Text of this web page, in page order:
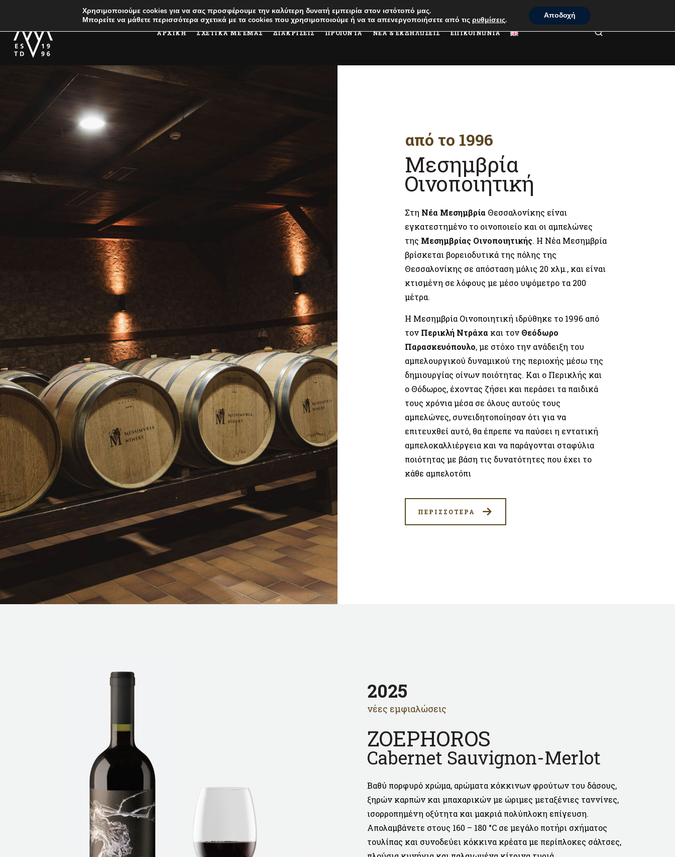
ΑΡΧΙΚΗ ΣΧΕΤΙΚΑ ΜΕ ΕΜΑΣ ΔΙΑΚΡΙΣΕΙΣ ΠΡΟΪΟΝΤΑ ΝΕΑ & ΕΚΔΗΛΩΣΕΙΣ ΕΠΙΚΟΙΝΩΝΙΑ
από το 1996
Μεσημβρία
Οινοποιητική
Στη Νέα Μεσημβρία Θεσσαλονίκης είναι
εγκατεστημένο το οινοποιείο και οι αμπελώνες
της Μεσημβρίας Οινοποιητικής. Η Νέα Μεσημβρία
βρίσκεται βορειοδυτικά της πόλης της
Θεσσαλονίκης σε απόσταση μόλις 20 χλμ., και είναι
κτισμένη σε λόφους με μέσο υψόμετρο τα 200
μέτρα.
Η Μεσημβρία Οινοποιητική ιδρύθηκε το 1996 από
τον Περικλή Ντράχα και τον Θεόδωρο
Παρασκευόπουλο, με στόχο την ανάδειξη του
αμπελουργικού δυναμικού της περιοχής μέσω της
δημιουργίας οίνων ποιότητας. Και ο Περικλής και
ο Θόδωρος, έχοντας ζήσει και περάσει τα παιδικά
τους χρόνια μέσα σε όλους αυτούς τους
αμπελώνες, συνειδητοποίησαν ότι για να
επιτευχθεί αυτό, θα έπρεπε να παύσει η εντατική
αμπελοκαλλιέργεια και να παράγονται σταφύλια
ποιότητας με βάση τις δυνατότητες που έχει το
κάθε αμπελοτόπι
ΠΕΡΙΣΣΟΤΕΡΑ
2025
νέες εμφιαλώσεις
ZOEPHOROS
Cabernet Sauvignon-Merlot
Βαθύ πορφυρό χρώμα, αρώματα κόκκινων φρούτων του δάσους,
ξηρών καρπών και μπαχαρικών με ώριμες μεταξένιες ταννίνες,
ισορροπημένη οξύτητα και μακριά πολύπλοκη επίγευση.
Απολαμβάνετε στους 160 – 180 °C σε μεγάλο ποτήρι σχήματος
τουλίπας και συνοδεύει κόκκινα κρέατα με περίπλοκες σάλτσες,
Χρησιμοποιούμε cookies για να σας προσφέρουμε την καλύτερη δυνατή εμπειρία στον ιστότοπό μας.
Μπορείτε να μάθετε περισσότερα σχετικά με τα cookies που χρησιμοποιούμε ή να τα απενεργοποιήσετε από τις ρυθμίσεις. Αποδοχή